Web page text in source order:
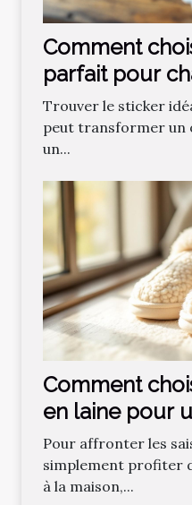
Comment
parfait pour
Trouver le sticker
peut transformer un
un...
Comment
en laine pour
optimal ?
Pour affronter les
simplement profiter
à la maison,...